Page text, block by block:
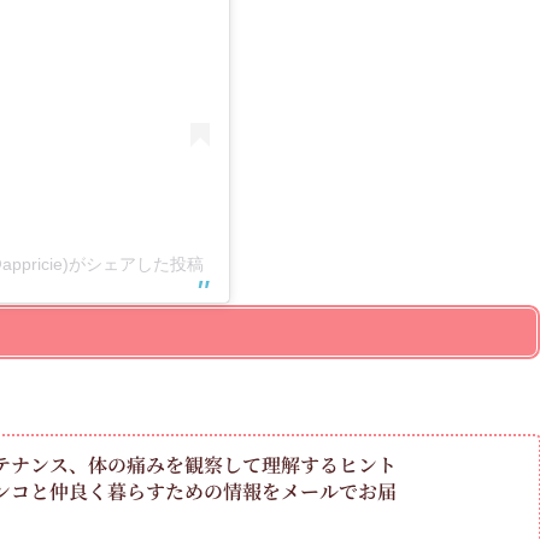
がシェアした投稿